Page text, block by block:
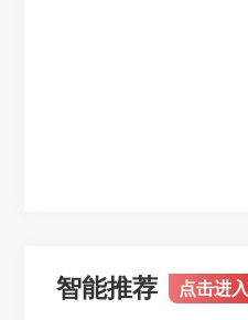
智能推荐 点击进